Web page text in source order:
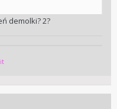
demolki? 2?